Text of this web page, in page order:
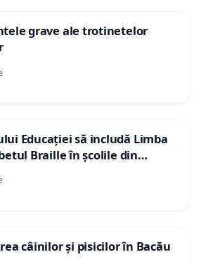
grave ale trotinetelor
Educației să includă Limba
Braille în școlile din
câinilor și pisicilor în Bacău